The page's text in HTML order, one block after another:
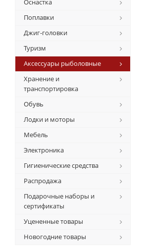
Оснастка
Поплавки
Джиг-головки
Туризм
Аксессуары рыболовные
Хранение и
транспортировка
Обувь
Лодки и моторы
Мебель
Электроника
Гигиенические средства
Распродажа
Подарочные наборы и
сертификаты
Уцененные товары
Новогодние товары